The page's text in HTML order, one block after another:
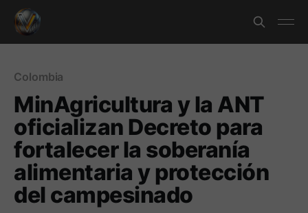
Colombia
MinAgricultura y la ANT
oficializan Decreto para
fortalecer la soberanía
alimentaria y protección
del campesinado